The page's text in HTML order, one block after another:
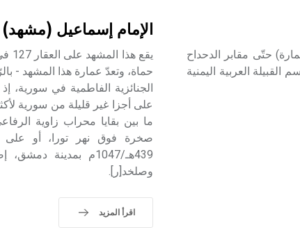
حتّى مقابر الدحداح
العربية اليمنية
الإمام إسماعيل (مشهد)
حماة، وتعدّ عمارة هذا المشهد -
الجنائزية الفاطمية في سورية،
على أجزا غير قليلة من سورية
ما بين بقايا محراب زاوية
صخرة فوق نهر تورا، أو على
439هـ/1047م
وصلخد[ر].
اقرأ المزيد